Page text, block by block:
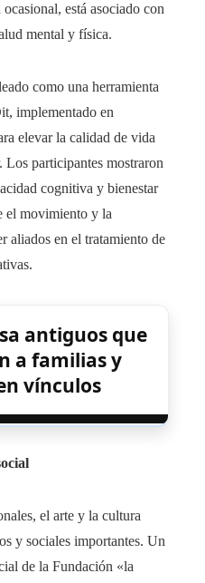
está asociado con
mental y física.
como una herramienta
implementado en
elevar la calidad de vida
participantes mostraron
cognitiva y bienestar
el movimiento y la
aliados en el tratamiento de
antiguos que
a familias y
vínculos
el arte y la cultura
y sociales importantes. Un
de la Fundación «la